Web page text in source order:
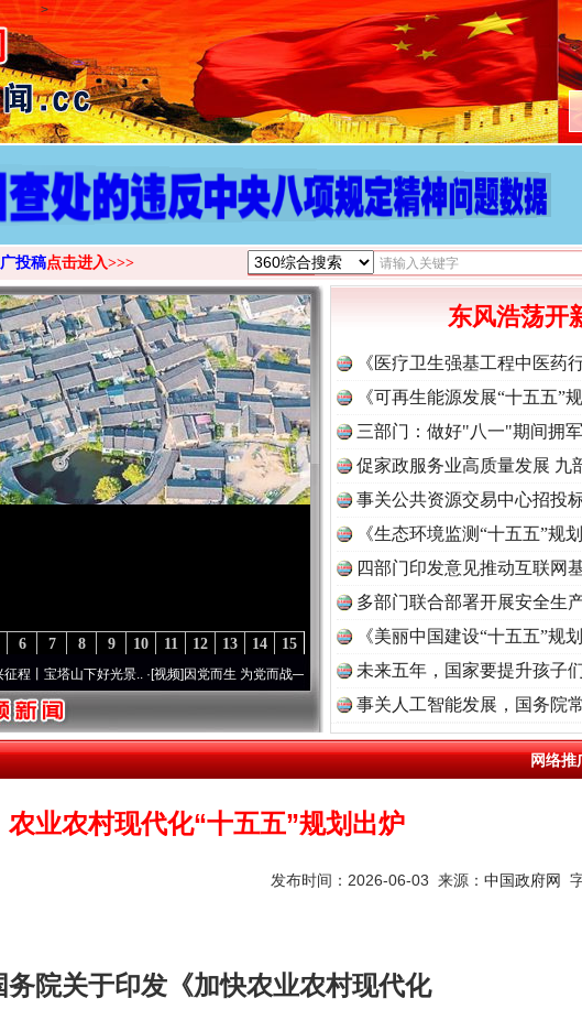
>
投稿点击进入>>>
15
14
13
12
11
10
9
8
7
6
山下好光景..·[视频]因党而生 为党而战——百年“纪”事⑧加强纪律..·[视频] 牢记初心使命 奋进复兴征
东风浩荡开
《医疗卫生强基工程中医药
《可再生能源发展“十五五”
三部门：做好"八一"期间拥
促家政服务业高质量发展 九
事关公共资源交易中心招投
《生态环境监测“十五五”规
读
四部门印发意见推动互联网
多部门联合部署开展安全生
《美丽中国建设“十五五”规
未来五年，国家要提升孩子
事关人工智能发展，国务院
网络推
农业农村现代化“十五五”规划出炉
发布时间：2026-06-03 来源： 中国政府网
务院关于印发《加快农业农村现代化